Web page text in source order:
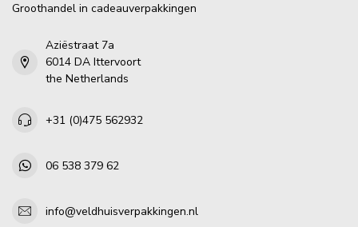
Groothandel in cadeauverpakkingen
Aziëstraat 7a
6014 DA Ittervoort
the Netherlands
+31 (0)475 562932
06 538 379 62
info@veldhuisverpakkingen.nl